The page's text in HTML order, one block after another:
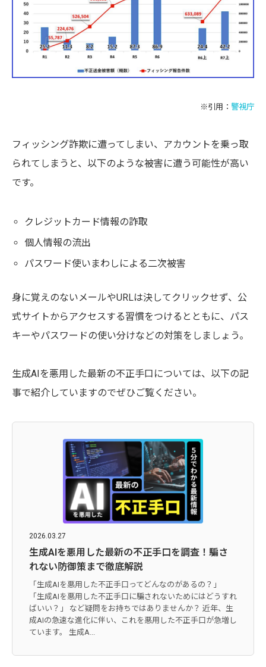
※引用： 警視庁
フィッシング詐欺に遭ってしまい、アカウントを乗っ取
られてしまうと、以下のような被害に遭う可能性が高い
です。
クレジットカード情報の詐取
個人情報の流出
パスワード使いまわしによる二次被害
身に覚えのないメールやURLは決してクリックせず、公
式サイトからアクセスする習慣をつけるとともに、パス
キーやパスワードの使い分けなどの対策をしましょう。
生成AIを悪用した最新の不正手口については、以下の記
事で紹介していますのでぜひご覧ください。
2026.03.27
生成AIを悪用した最新の不正手口を調査！騙さ
れない防御策まで徹底解説
「生成AIを悪用した不正手口ってどんなのがあるの？」
「生成AIを悪用した不正手口に騙されないためにはどうすれ
ばいい？」 など疑問をお持ちではありませんか？ 近年、生
成AIの急速な進化に伴い、これを悪用した不正手口が急増し
ています。 生成A...